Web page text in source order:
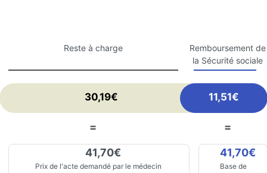
Reste à charge
Remboursement de
la Sécurité sociale
30,19€ 11,51€
= =
41,70€
Prix de l'acte demandé par le médecin
41,70€
Base de